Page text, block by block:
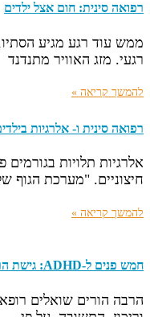
רפואה סינית: חום אצל ילדים
ממש עוד רגע מגיע הסתיו,
רגעי. מזג האוויר מתנדנד
להמשך קריאה »
רפואה סינית ו- אלרגיות
אלרגיות תלויות בגורמים
חיצוניים. "מערכת הגוף
להמשך קריאה »
חמש פנים ל-ADHD: גישת הרפואה הסינית
הרבה הורים שואלים